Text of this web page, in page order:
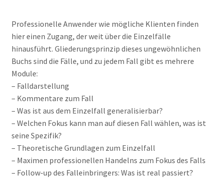
Professionelle Anwender wie mögliche Klienten finden
hier einen Zugang, der weit über die Einzelfälle
hinausführt. Gliederungsprinzip dieses ungewöhnlichen
Buchs sind die Fälle, und zu jedem Fall gibt es mehrere
Module:
– Falldarstellung
– Kommentare zum Fall
– Was ist aus dem Einzelfall generalisierbar?
– Welchen Fokus kann man auf diesen Fall wählen, was ist
seine Spezifik?
– Theoretische Grundlagen zum Einzelfall
– Maximen professionellen Handelns zum Fokus des Falls
– Follow-up des Falleinbringers: Was ist real passiert?